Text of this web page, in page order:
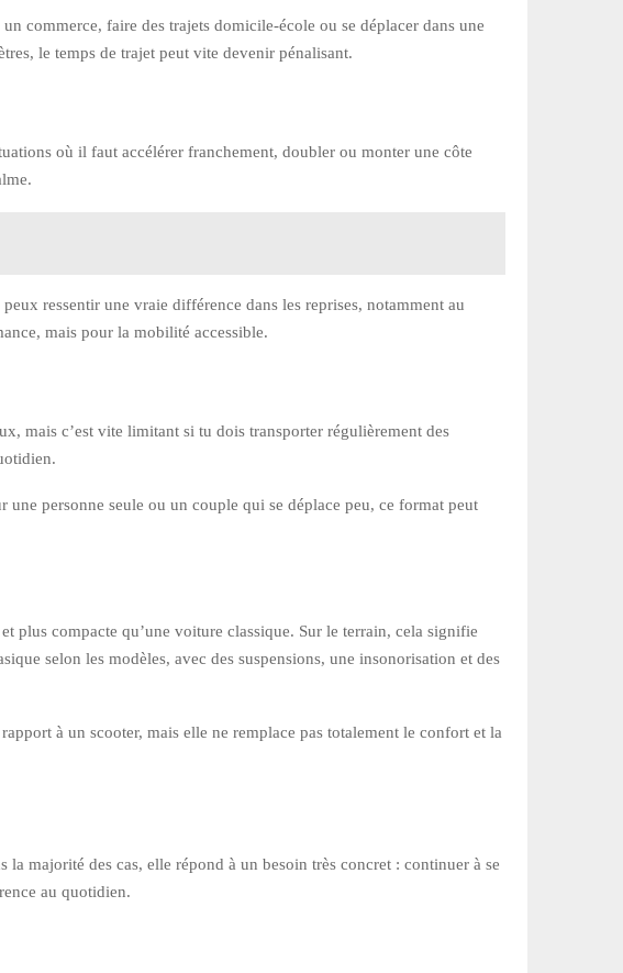
commerce, faire des trajets domicile-école ou se déplacer dans une
le temps de trajet peut vite devenir pénalisant.
où il faut accélérer franchement, doubler ou monter une côte
ressentir une vraie différence dans les reprises, notamment au
mais pour la mobilité accessible.
mais c’est vite limitant si tu dois transporter régulièrement des
personne seule ou un couple qui se déplace peu, ce format peut
plus compacte qu’une voiture classique. Sur le terrain, cela signifie
selon les modèles, avec des suspensions, une insonorisation et des
à un scooter, mais elle ne remplace pas totalement le confort et la
majorité des cas, elle répond à un besoin très concret : continuer à se
au quotidien.